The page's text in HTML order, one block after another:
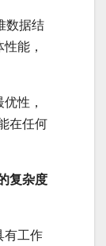
数据结
能，
性，
在任何
复杂度
有工作